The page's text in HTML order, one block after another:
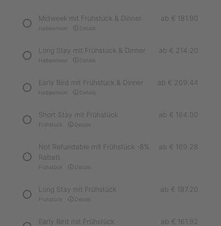
Midweek mit Frühstück & Dinner
Halbpension Details
ab € 181.90
Long Stay mit Frühstück & Dinner
Halbpension Details
ab € 214.20
Early Bird mit Frühstück & Dinner
Halbpension Details
ab € 209.44
Short Stay mit Frühstück
Frühstück Details
ab € 184.00
Not Refundable mit Frühstück -8%
Rabatt
Frühstück Details
ab € 169.28
Long Stay mit Frühstück
Frühstück Details
ab € 187.20
Early Bird mit Frühstück ab € 161.92